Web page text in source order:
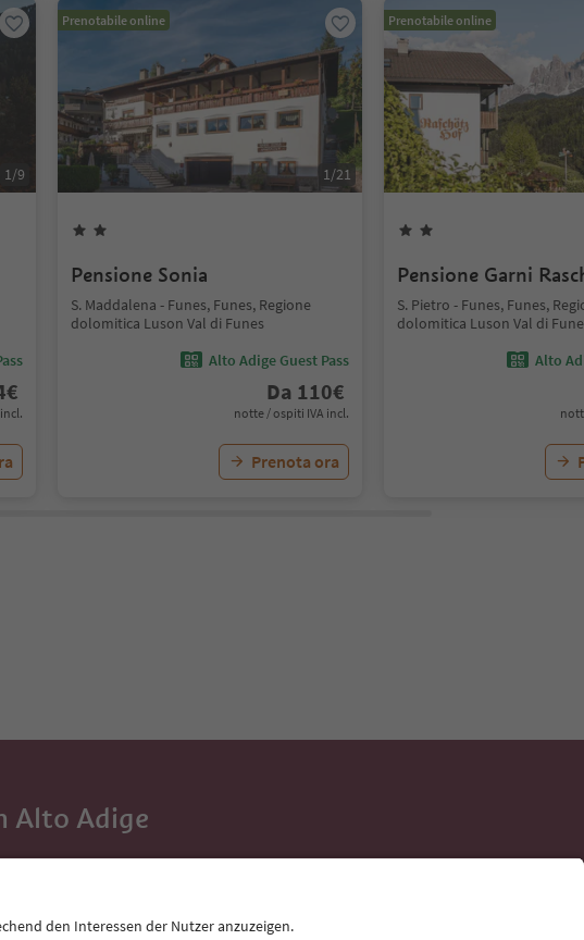
1/9
€
Prenotabile online
1/21
Pensione Sonia
S. Maddalena - Funes, Funes, Regione
dolomitica Luson Val di Funes
Alto Adige Guest Pass
Da 110€
notte / ospiti IVA incl.
Prenota ora
Prenotabile online
Pensione Garni
S. Pietro - Funes, Funes,
dolomitica Luson Val di
Alto
Alto Adige
per le tue vacanze,